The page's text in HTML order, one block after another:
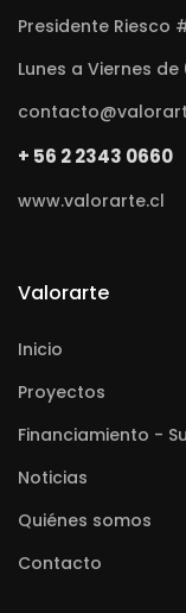
Presidente Riesco
Lunes a Viernes de
+ 56 2 2343 0660
www.valorarte.cl
Valorarte
Inicio
Proyectos
Financiamiento -
Noticias
Quiénes somos
Contacto